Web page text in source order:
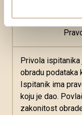
Privola ispitanika
obradu podataka
Ispitanik ima
koju je dao.
zakonitost